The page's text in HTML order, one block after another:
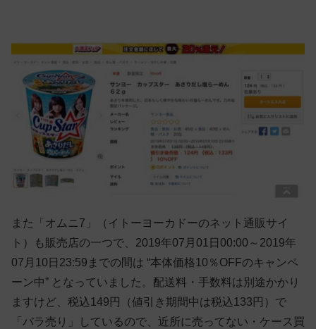
また「オムニ7」（イトーヨーカドーのネット通販サイ
ト）も販売店の一つで、2019年07月01日00:00～2019年
07月10日23:59までの間は “本体価格10％OFFのキャンペ
ーン中” となっていました。配送料・手数料は別途かかり
ますけど、税込149円（値引き期間中は税込133円）で
「バラ売り」しているので、近所に売ってない・ケース買